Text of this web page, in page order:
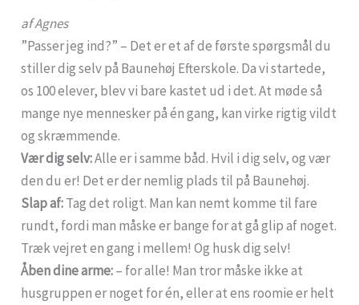
af Agnes
”Passer jeg ind?” – Det er et af de første spørgsmål du
stiller dig selv på Baunehøj Efterskole. Da vi startede,
os 100 elever, blev vi bare kastet ud i det. At møde så
mange nye mennesker på én gang, kan virke rigtig vildt
og skræmmende.
Vær dig selv:Alle er i samme båd. Hvil i dig selv, og vær
den du er! Det er der nemlig plads til på Baunehøj.
Slap af:Tag det roligt. Man kan nemt komme til fare
rundt, fordi man måske er bange for at gå glip af noget.
Træk vejret en gang i mellem! Og husk dig selv!
Åben dine arme:– for alle! Man tror måske ikke at
husgruppen er noget for én, eller at ens roomie er helt